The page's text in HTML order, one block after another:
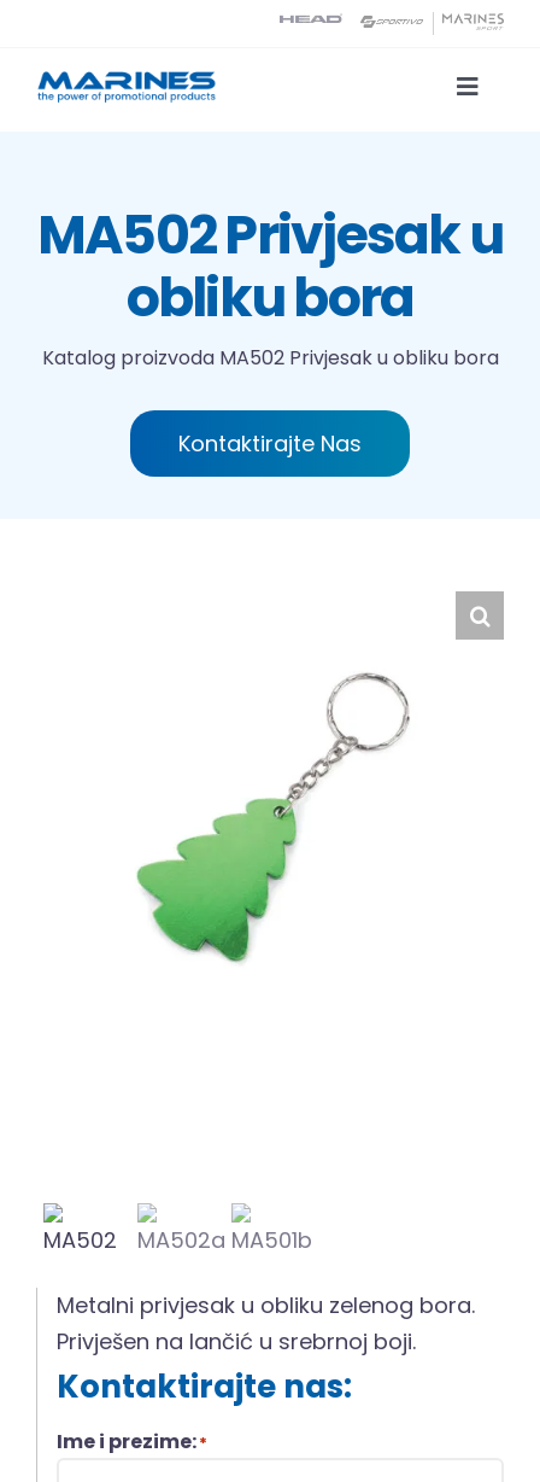
content
Toggle
Tehnologije tiska
MA502 Privjesak u
obliku bora
Katalog proizvoda MA502 Privjesak u obliku bora
Kontaktirajte Nas
Metalni privjesak u obliku zelenog bora.
Privješen na lančić u srebrnoj boji.
Kontaktirajte nas:
Ime i prezime:*